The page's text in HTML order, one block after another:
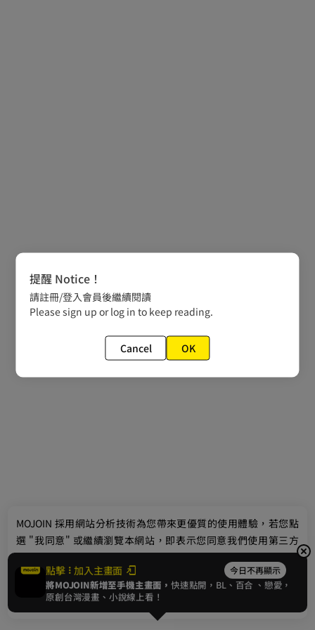
點擊 加入主畫面 今日不再顯示
將MOJOIN新增至手機主畫面，快速點開，BL、 百合 、戀愛，
原創台灣漫畫、小說線上看！
MOJOIN 採用網站分析技術為您帶來更優質的使用體驗，若您點
選 "我同意" 或繼續瀏覽本網站，即表示您同意我們使用第三方
Cookie，欲瞭解更多資訊請見隱私權政策。
我同意
提醒 Notice！
請註冊/登入會員後繼續閱讀
Please sign up or log in to keep reading.
Cancel OK